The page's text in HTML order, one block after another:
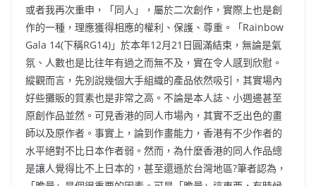
或者我再次重申，「同人」，屬於二次創作，實際上也是創
作的一種，理應獲得相應的權利、保護、尊重。「Rainbow
Gala 14(下稱RG14)」於本年12月21日圓滿結束，無論是氣
氛、人數也是比往年有過之而無不及，實在令人感到欣慰。
縱觀而言，先別說幾個大手組織的產品依然吸引，其實場內
好些攤販的質素也是非常之高。不論是本人誌、小週邊甚至
原創作品並然。可見香港的同人市場內，其實不乏出色的畫
師以及原作者。事實上，論到作畫能力，香港有不少作者的
水平絕對不比日本作者弱。然而，為什麼香港的同人作品總
是讓人覺得比不上日本的，甚至還遜於台灣地區?筆者認為，